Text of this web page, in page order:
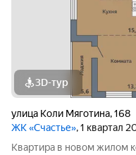
3D-тур
улица Коли Мяготина,168
ЖК «Счастье», 1 квартал
Квартира в новом жилом